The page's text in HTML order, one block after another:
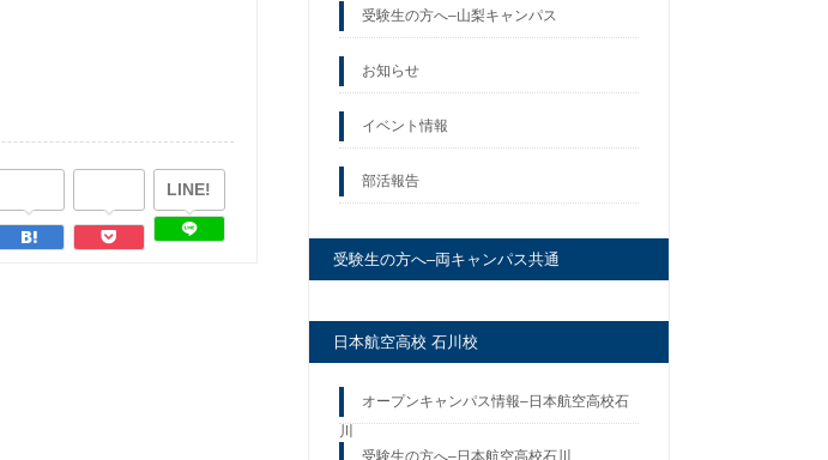
LINE!
受験生の方へ–山梨キャンパス
お知らせ
イベント情報
部活報告
受験生の方へ–両キャンパス共通
日本航空高校 石川校
オープンキャンパス情報–日本航空高校石
川
受験生の方へ–日本航空高校石川